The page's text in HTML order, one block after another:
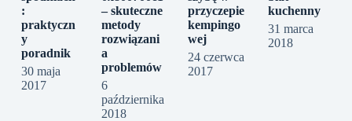
:
praktyczn
y
poradnik
30 maja
2017
– skuteczne
metody
rozwiązani
a
problemów
6
października
2018
przyczepie
kempingo
wej
24 czerwca
2017
kuchenny
31 marca
2018